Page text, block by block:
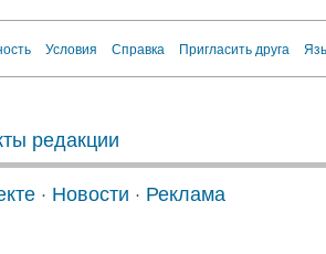
Условия Справка Пригласить друга
редакции
· Новости · Реклама